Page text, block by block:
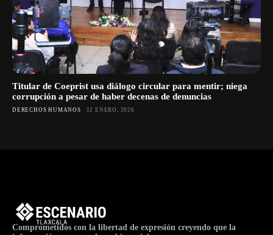
Titular de Coeprist usa diálogo circular para mentir; niega
corrupción a pesar de haber decenas de denuncias
DERECHOS HUMANOS 12 ENERO, 2026
Comprometidos con la libertad de expresión creyendo que la